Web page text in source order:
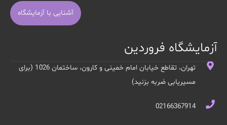
آشنایی با آزمایشگاه
آزمایشگاه فروردین
تهران، تقاطع خیابان امام خمینی و کارون، ساختمان 1026 (برای
مسیریابی ضربه بزنید)
02166367914